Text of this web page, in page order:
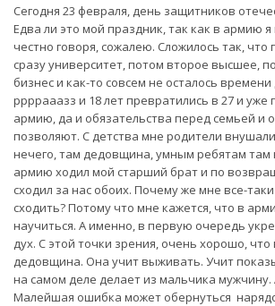
Сегодня 23 февраля, день защитников
Едва ли это мой праздник, так как в армию
честно говоря, сожалею. Сложилось так,
сразу университет, потом второе высшее,
бизнес и как-то совсем не осталось
ррррааазз и 18 лет превратились в 27 и уже
армию, да и обязательства перед семьей и
позволяют. С детства мне родители
нечего, там дедовщина, умным ребятам там
армию ходил мой старший брат и по
сходил за нас обоих. Почему же мне все-
сходить? Потому что мне кажется, что в
научиться. А именно, в первую очередь
дух. С этой точки зрения, очень хорошо, что
дедовщина. Она учит выживать. Учит
на самом деле делает из мальчика мужчину.
Малейшая ошибка может обернуться